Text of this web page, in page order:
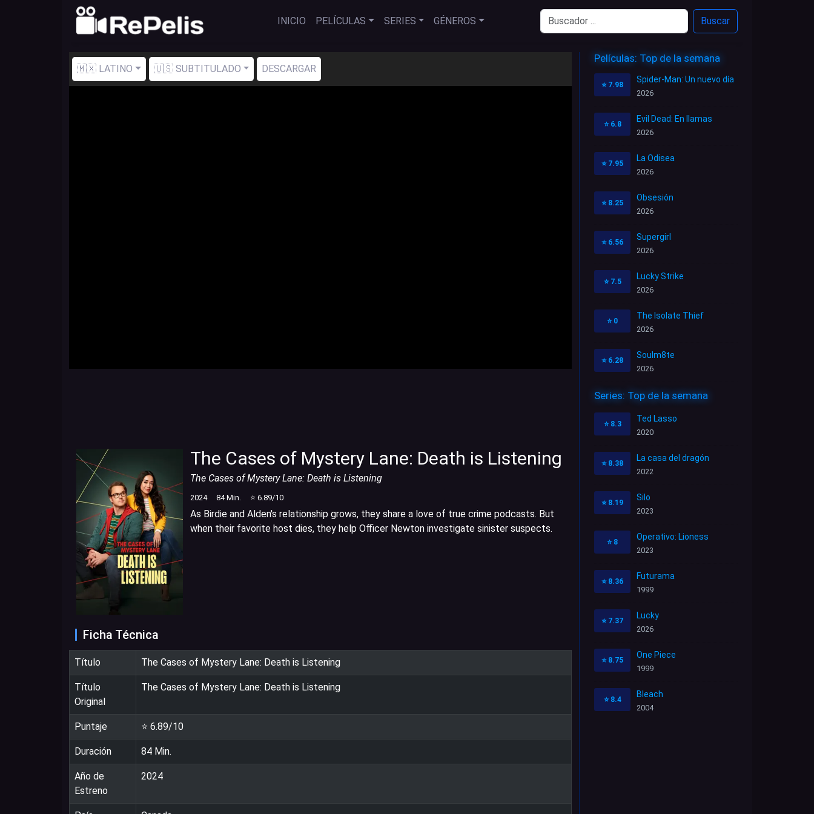
INICIO PELÍCULAS SERIES GÉNEROS Buscar
🇲🇽 LATINO 🇺🇸 SUBTITULADO DESCARGAR
The Cases of Mystery Lane: Death is Listening
The Cases of Mystery Lane: Death is Listening
2024 84Min. ⭐ 6.89/10
As Birdie and Alden's relationship grows, they share a love of true crime podcasts. But
when their favorite host dies, they help Officer Newton investigate sinister suspects.
Ficha Técnica
Título The Cases of Mystery Lane: Death is Listening
Título
Original
The Cases of Mystery Lane: Death is Listening
Puntaje ⭐ 6.89/10
Duración 84 Min.
Año de
Estreno
2024
Películas: Top de la semana
⭐ 7.98
Spider-Man: Un nuevo día
2026
⭐ 6.8
Evil Dead: En llamas
2026
⭐ 7.95
La Odisea
2026
⭐ 8.25
Obsesión
2026
⭐ 6.56
Supergirl
2026
⭐ 7.5
Lucky Strike
2026
⭐ 0
The Isolate Thief
2026
⭐ 6.28
Soulm8te
2026
Series: Top de la semana
⭐ 8.3
Ted Lasso
2020
⭐ 8.38
La casa del dragón
2022
⭐ 8.19
Silo
2023
⭐ 8
Operativo: Lioness
2023
⭐ 8.36
Futurama
1999
⭐ 7.37
Lucky
2026
⭐ 8.75
One Piece
1999
⭐ 8.4
Bleach
2004